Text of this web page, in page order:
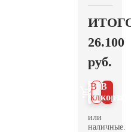
26.100
руб.
В
В 1
клик
или
наличные.